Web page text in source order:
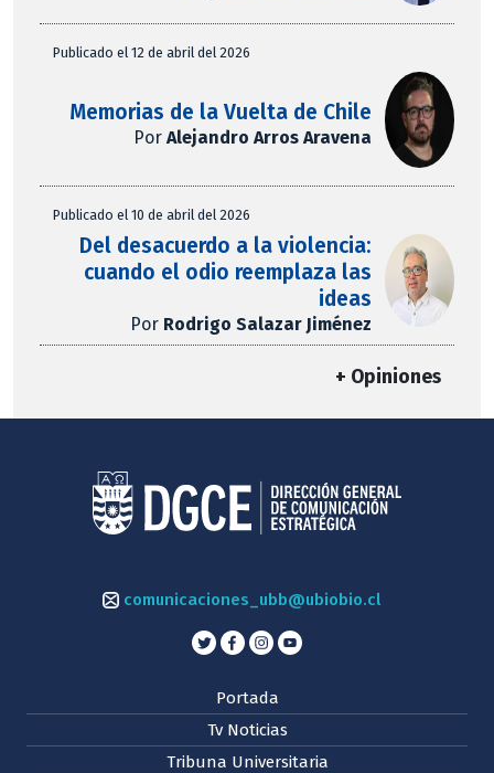
Publicado el 12 de abril del 2026
Memorias de la Vuelta de Chile
PorAlejandro Arros Aravena
Publicado el 10 de abril del 2026
Del desacuerdo a la violencia:
cuando el odio reemplaza las
ideas
Por Rodrigo Salazar Jiménez
+ Opiniones
comunicaciones_ubb@ubiobio.cl
Portada
Tv Noticias
Tribuna Universitaria